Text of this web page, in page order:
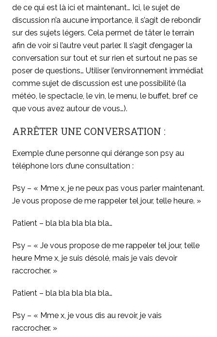
de ce qui est là ici et maintenant… Ici, le sujet de
discussion n’a aucune importance, il s’agit de rebondir
sur des sujets légers. Cela permet de tâter le terrain
afin de voir si l’autre veut parler. Il s’agit d’engager la
conversation sur tout et sur rien et surtout ne pas se
poser de questions… Utiliser l’environnement immédiat
comme sujet de discussion est une possibilité (la
météo, le spectacle, le vin, le menu, le buffet, bref ce
que vous avez autour de vous…).
ARRÊTER UNE CONVERSATION :
Exemple d’une personne qui dérange son psy au
téléphone lors d’une consultation :
Psy – « Mme x, je ne peux pas vous parler maintenant.
Je vous propose de me rappeler tel jour, telle heure. »
Patient – bla bla bla bla bla…
Psy – « Je vous propose de me rappeler tel jour, telle
heure Mme x, je suis désolé, mais je vais devoir
raccrocher. »
Patient – bla bla bla bla bla…
Psy – « Mme x, je vous dis au revoir, je vais
raccrocher. »